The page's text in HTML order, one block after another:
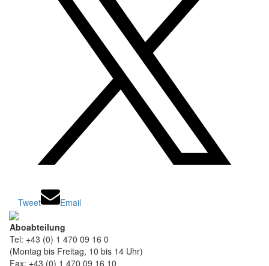
Tweet Email
Aboabteilung
Tel: +43 (0) 1 470 09 16 0
(Montag bis Freitag, 10 bis 14 Uhr)
Fax: +43 (0) 1 470 09 16 10